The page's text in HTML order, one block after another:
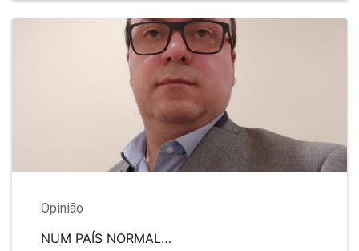
Opinião
NUM PAÍS NORMAL…